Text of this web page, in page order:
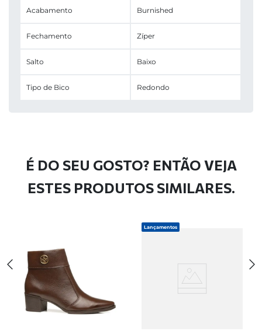
Acabamento Burnished
Fechamento Zíper
Salto Baixo
Tipo de Bico Redondo
É DO SEU GOSTO? ENTÃO VEJA
ESTES PRODUTOS SIMILARES.
Lançamentos